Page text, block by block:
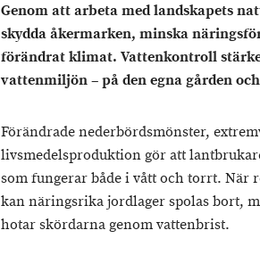
Genom att arbeta med landskapets
skydda åkermarken, minska
förändrat klimat. Vattenkontroll
vattenmiljön – på den egna gården
Förändrade nederbördsmönster,
livsmedelsproduktion gör att
som fungerar både i vått och torrt. När
kan näringsrika jordlager spolas bort,
hotar skördarna genom vattenbrist.